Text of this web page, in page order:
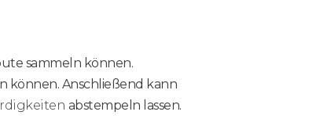
sammeln können.
können. Anschließend kann
abstempeln lassen.